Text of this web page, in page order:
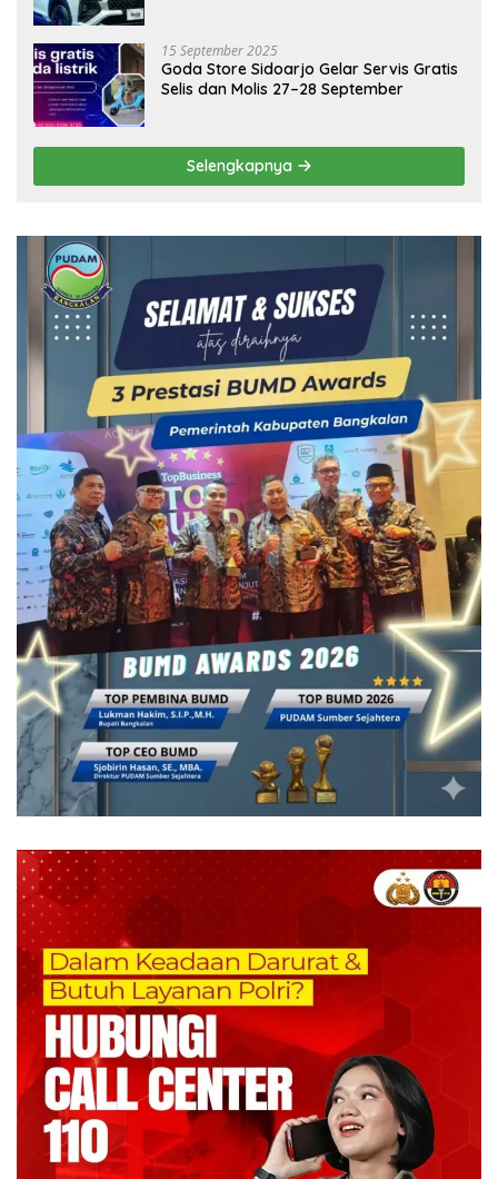
15 September 2025
Goda Store Sidoarjo Gelar Servis Gratis
Selis dan Molis 27–28 September
Selengkapnya